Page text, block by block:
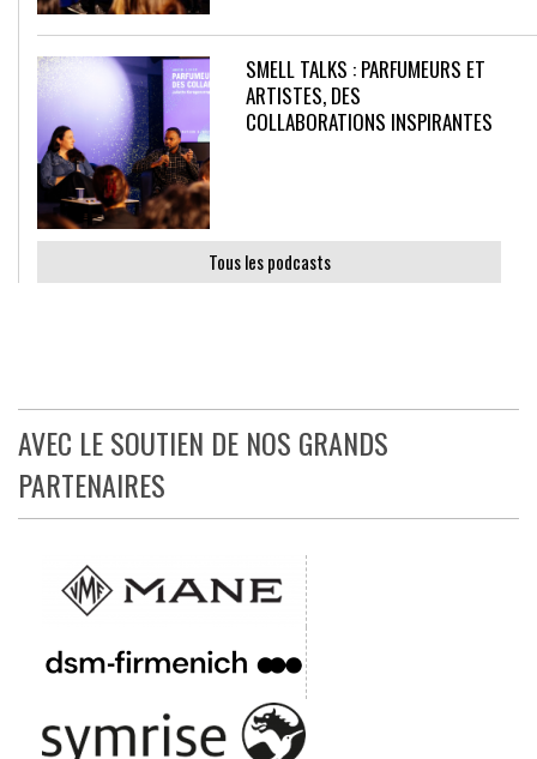
SMELL TALKS : PARFUMEURS ET
ARTISTES, DES
COLLABORATIONS INSPIRANTES
Tous les podcasts
AVEC LE SOUTIEN DE NOS GRANDS
PARTENAIRES